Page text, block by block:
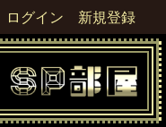
ログイン 新規登録